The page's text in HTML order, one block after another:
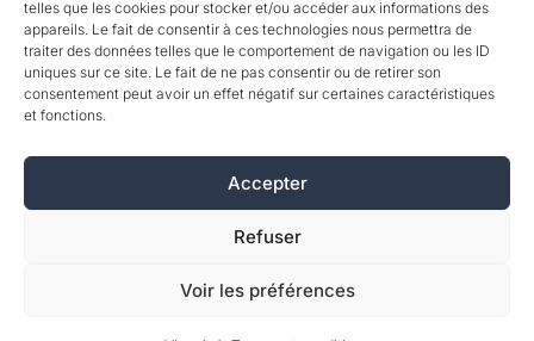
telles que les cookies pour stocker et/ou accéder aux informations des
appareils. Le fait de consentir à ces technologies nous permettra de
traiter des données telles que le comportement de navigation ou les ID
uniques sur ce site. Le fait de ne pas consentir ou de retirer son
consentement peut avoir un effet négatif sur certaines caractéristiques
et fonctions.
Accepter
Refuser
Voir les préférences
©MPI 2026 – Crealith est une marque déposée
de Mineral Products International S.A. – Tous
Termes et conditions
Vie privée